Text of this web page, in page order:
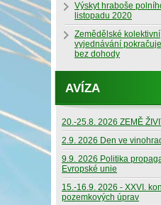
Výskyt hraboše
listopadu 2020
Zemědělské kolektivní
vyjednávání
bez dohody
AVÍZA
20.-25.8. 2026 ZEMĚ
2.9. 2026 Den ve
9.9. 2026 Politika
Evropské unie
15.-16.9. 2026 - XXVI.
pozemkových úprav